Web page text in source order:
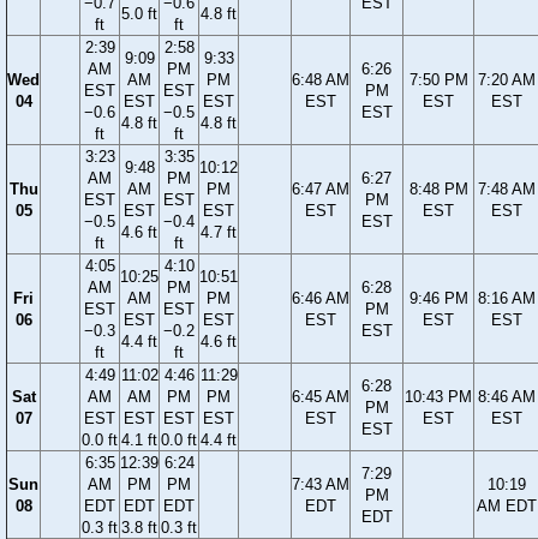
ft
5.0 ft
ft
4.8 ft
Wed
04
2:39
AM
EST
−0.6
ft
9:09
AM
EST
4.8 ft
2:58
PM
EST
−0.5
ft
9:33
PM
EST
4.8 ft
6:48 AM
EST
6:26
PM
EST
7:50 PM
EST
7:20 AM
EST
Thu
05
3:23
AM
EST
−0.5
ft
9:48
AM
EST
4.6 ft
3:35
PM
EST
−0.4
ft
10:12
PM
EST
4.7 ft
6:47 AM
EST
6:27
PM
EST
8:48 PM
EST
7:48 AM
EST
Fri
06
4:05
AM
EST
−0.3
ft
10:25
AM
EST
4.4 ft
4:10
PM
EST
−0.2
ft
10:51
PM
EST
4.6 ft
6:46 AM
EST
6:28
PM
EST
9:46 PM
EST
8:16 AM
EST
Sat
07
4:49
AM
EST
0.0 ft
11:02
AM
EST
4.1 ft
4:46
PM
EST
0.0 ft
11:29
PM
EST
4.4 ft
6:45 AM
EST
6:28
PM
EST
10:43 PM
EST
8:46 AM
EST
Sun
08
6:35
AM
EDT
0.3 ft
12:39
PM
EDT
3.8 ft
6:24
PM
EDT
0.3 ft
7:43 AM
EDT
7:29
PM
EDT
10:19
AM EDT